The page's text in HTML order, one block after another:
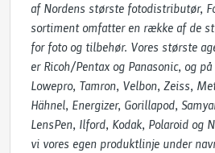
af Nordens største fotodistributør,
sortiment omfatter en række af de
for foto og tilbehør. Vores største
er Ricoh/Pentax og Panasonic, og
Lowepro, Tamron, Velbon, Zeiss,
Hähnel, Energizer, Gorillapod,
LensPen, Ilford, Kodak, Polaroid og
vi vores egen produktlinje under